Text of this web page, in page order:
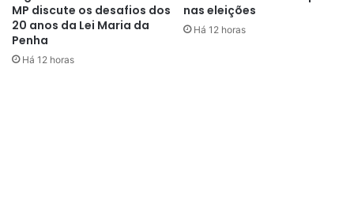
decisões quanto ao levantamento de dados, critérios para
o repasse dos recursos e metodologia adotada.
MP discute os desafios dos
20 anos da Lei Maria da
Penha
Há 12 horas
nas eleições
Há 12 horas